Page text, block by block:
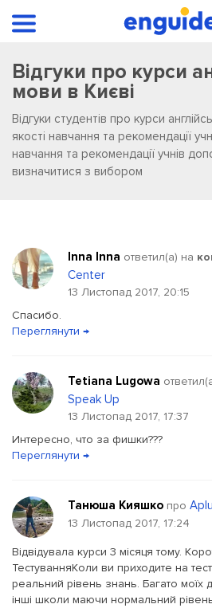
Відгуки про курси
мови в Києві
Відгуки студентів про курси
якості навчання та рекомендації
навчання та рекомендації учнів
визначитися з вибором
Inna Inna ответил(a) на
Center
13 Листопад 2017, 20:15
Спасибо.
Переглянути →
Tetiana Lugowa
Speak Up
13 Листопад 2017, 17:37
Интересно, что за фишки???
Переглянути →
Танюша Кияшко про
13 Листопад 2017, 17:24
Відвідувала курси 3 місяця тому.
ТестуванняКоли ви приходите на
реальний рівень знань. Багато моїх
інші школи маючи нормальний